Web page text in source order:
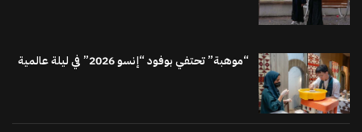
“موهبة” تحتفي بوفود “إنسو 2026” في ليلة عالمية